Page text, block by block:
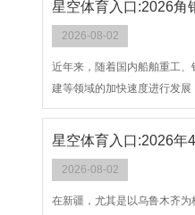
2026-08-02
近年来，随着国内船舶重工
建等领域的加快速度进行发展
2026-08-02
在新疆，尤其是以乌鲁木齐